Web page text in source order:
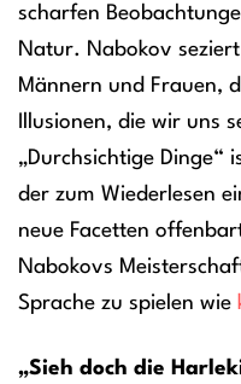
scharfen
Natur. Nabokov
Männern und Frauen,
Illusionen, die wir uns
„Durchsichtige Dinge“
der zum Wiederlesen
neue Facetten
Nabokovs
Sprache zu spielen wie
„Sieh doch die